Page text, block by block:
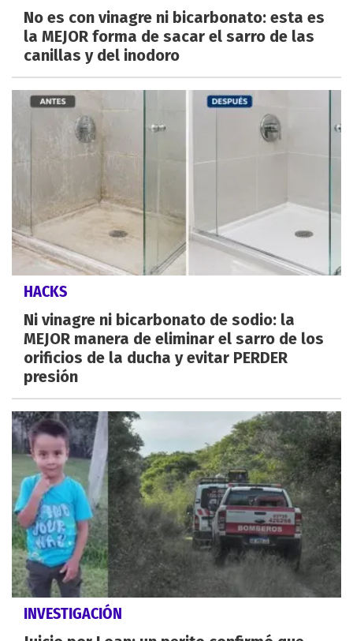
No es con vinagre ni bicarbonato: esta es
la MEJOR forma de sacar el sarro de las
canillas y del inodoro
HACKS
Ni vinagre ni bicarbonato de sodio: la
MEJOR manera de eliminar el sarro de los
orificios de la ducha y evitar PERDER
presión
INVESTIGACIÓN